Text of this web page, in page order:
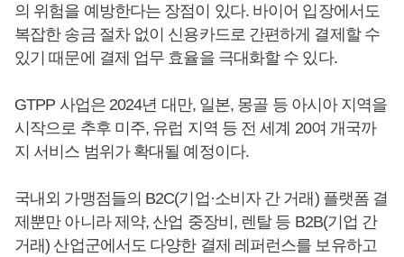
의 위험을 예방한다는 장점이 있다. 바이어 입장에서도
복잡한 송금 절차 없이 신용카드로 간편하게 결제할 수
있기 때문에 결제 업무 효율을 극대화할 수 있다.
GTPP 사업은 2024년 대만, 일본, 몽골 등 아시아 지역을
시작으로 추후 미주, 유럽 지역 등 전 세계 20여 개국까
지 서비스 범위가 확대될 예정이다.
국내외 가맹점들의 B2C(기업·소비자 간 거래) 플랫폼 결
제뿐만 아니라 제약, 산업 중장비, 렌탈 등 B2B(기업 간
거래) 산업군에서도 다양한 결제 레퍼런스를 보유하고